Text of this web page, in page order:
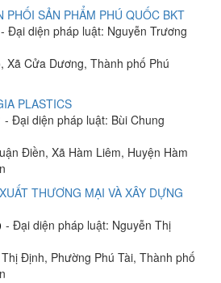
PHỐI SẢN PHẨM PHÚ QUỐC BKT
- Đại diện pháp luật: Nguyễn Trương
Xã Cửa Dương, Thành phố Phú
PLASTICS
- Đại diện pháp luật: Bùi Chung
Điền, Xã Hàm Liêm, Huyện Hàm
THƯƠNG MẠI VÀ XÂY DỰNG
- Đại diện pháp luật: Nguyễn Thị
Định, Phường Phú Tài, Thành phố